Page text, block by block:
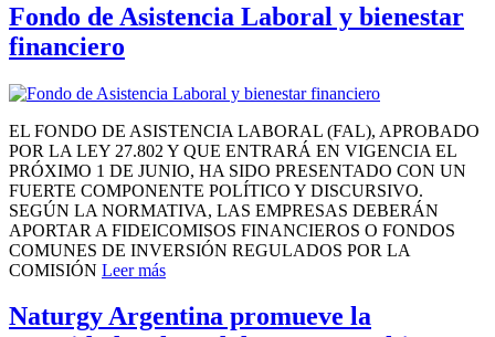
Fondo de Asistencia Laboral y bienestar
financiero
EL FONDO DE ASISTENCIA LABORAL (FAL), APROBADO
POR LA LEY 27.802 Y QUE ENTRARÁ EN VIGENCIA EL
PRÓXIMO 1 DE JUNIO, HA SIDO PRESENTADO CON UN
FUERTE COMPONENTE POLÍTICO Y DISCURSIVO.
SEGÚN LA NORMATIVA, LAS EMPRESAS DEBERÁN
APORTAR A FIDEICOMISOS FINANCIEROS O FONDOS
COMUNES DE INVERSIÓN REGULADOS POR LA
COMISIÓN Leer más
Naturgy Argentina promueve la